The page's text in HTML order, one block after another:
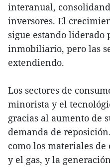
interanual,
inversores. El
sigue estando liderado
inmobiliario, pero las
extendiendo.
Los sectores de
minorista y el
gracias al aumento de
demanda de
como los materiales
y el gas, y la